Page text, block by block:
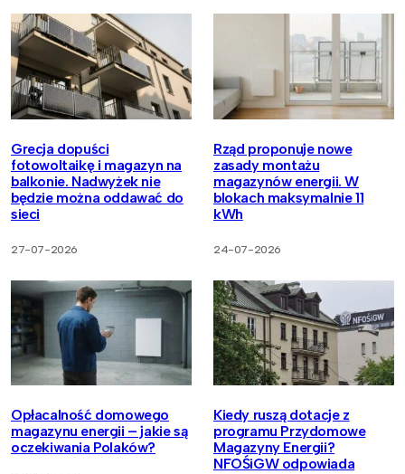
Grecja dopuści
fotowoltaikę i magazyn na
balkonie. Nadwyżek nie
będzie można oddawać do
sieci
27-07-2026
Rząd proponuje nowe
zasady montażu
magazynów energii. W
blokach maksymalnie 11
kWh
24-07-2026
Opłacalność domowego
magazynu energii – jakie są
oczekiwania Polaków?
Kiedy ruszą dotacje z
programu Przydomowe
Magazyny Energii?
NFOŚiGW odpowiada